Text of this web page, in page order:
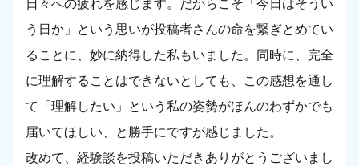
日々への疲れを感じます。だからこそ「今日はそうい
う日か」という思いが投稿者さんの命を繋ぎとめてい
ることに、妙に納得した私もいました。同時に、完全
に理解することはできないとしても、この感想を通し
て「理解したい」という私の姿勢がほんのわずかでも
届いてほしい、と勝手にですが感じました。
改めて、経験談を投稿いただきありがとうございまし